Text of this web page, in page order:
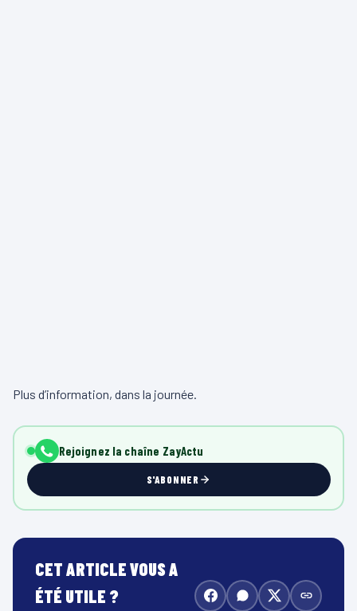
Plus d’information, dans la journée.
Rejoignez la chaîne ZayActu
S'ABONNER
CET ARTICLE VOUS A
ÉTÉ UTILE ?